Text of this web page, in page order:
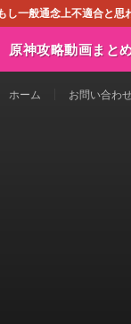
思われる動画が
原神攻略動画まと
ホーム お問い合わ